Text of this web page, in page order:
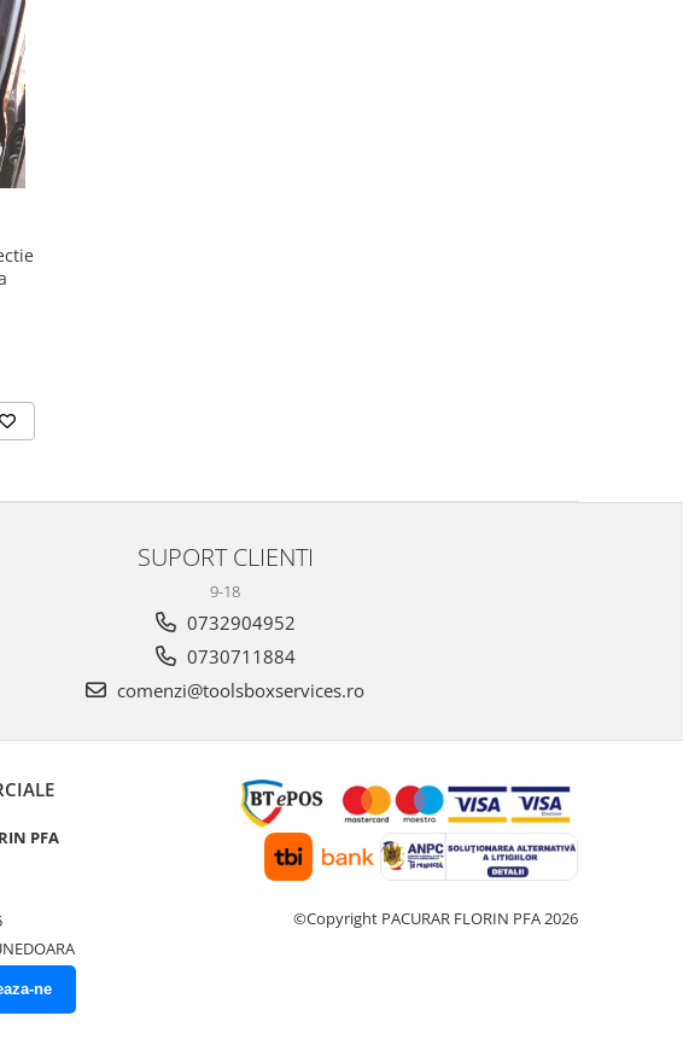
SUPORT CLIENTI
9-18
0732904952
0730711884
comenzi@toolsboxservices.ro
PFA
ne
©Copyright PACURAR FLORIN PFA 2026